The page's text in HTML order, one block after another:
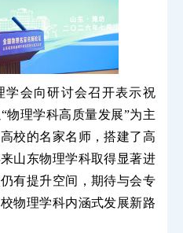
学会向研讨会召开表示祝
物理学科高质量发展”为主
校的名家名师，搭建了高
山东物理学科取得显著进
有提升空间，期待与会专
物理学科内涵式发展新路